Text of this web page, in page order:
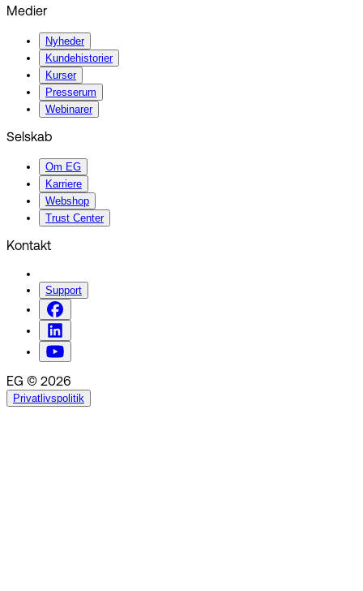
Medier
Nyheder
Kundehistorier
Kurser
Presserum
Webinarer
Selskab
Om EG
Karriere
Webshop
Trust Center
Kontakt
Support
EG © 2026
Privatlivspolitik